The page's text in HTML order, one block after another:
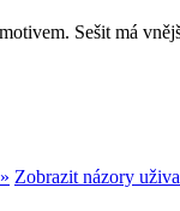
Sešit má
Zobrazit názory